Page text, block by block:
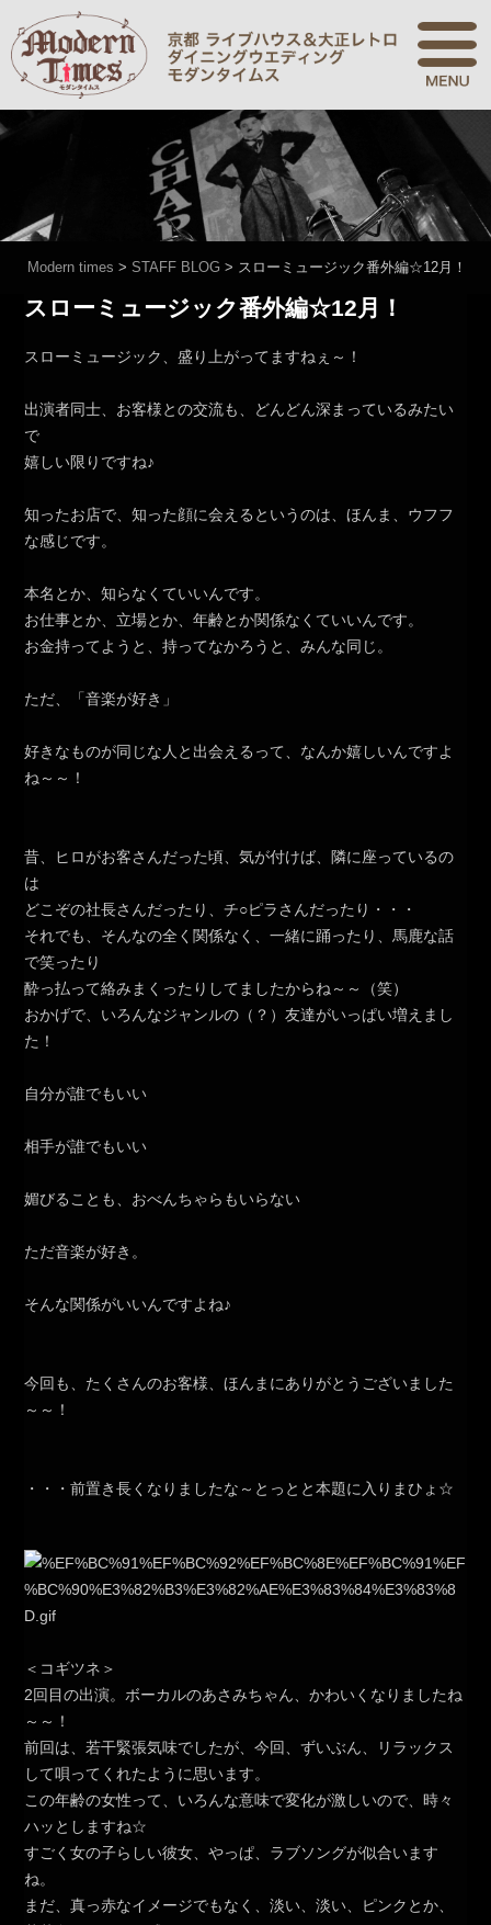
Modern times > STAFF BLOG > スローミュージック番外編☆12月！
スローミュージック番外編☆12月！
スローミュージック、盛り上がってますねぇ～！
出演者同士、お客様との交流も、どんどん深まっているみたい
で
嬉しい限りですね♪
知ったお店で、知った顔に会えるというのは、ほんま、ウフフ
な感じです。
本名とか、知らなくていいんです。
お仕事とか、立場とか、年齢とか関係なくていいんです。
お金持ってようと、持ってなかろうと、みんな同じ。
ただ、「音楽が好き」
好きなものが同じな人と出会えるって、なんか嬉しいんですよ
ね～～！
昔、ヒロがお客さんだった頃、気が付けば、隣に座っているの
は
どこぞの社長さんだったり、チ○ピラさんだったり・・・
それでも、そんなの全く関係なく、一緒に踊ったり、馬鹿な話
で笑ったり
酔っ払って絡みまくったりしてましたからね～～（笑）
おかげで、いろんなジャンルの（？）友達がいっぱい増えまし
た！
自分が誰でもいい
相手が誰でもいい
媚びることも、おべんちゃらもいらない
ただ音楽が好き。
そんな関係がいいんですよね♪
今回も、たくさんのお客様、ほんまにありがとうございました
～～！
・・・前置き長くなりましたな～とっとと本題に入りまひょ☆
＜コギツネ＞
2回目の出演。ボーカルのあさみちゃん、かわいくなりましたね
～～！
前回は、若干緊張気味でしたが、今回、ずいぶん、リラックス
して唄ってくれたように思います。
この年齢の女性って、いろんな意味で変化が激しいので、時々
ハッとしますね☆
すごく女の子らしい彼女、やっぱ、ラブソングが似合います
ね。
まだ、真っ赤なイメージでもなく、淡い、淡い、ピンクとか、